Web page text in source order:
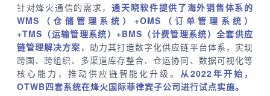
针对烽火通信的需求，通天晓软件提供了海外销售体系的
WMS（仓储管理系统）+OMS（订单管理系统）
+TMS（运输管理系统）+BMS（计费管理系统）全套供应
链管理解决方案 ，助力其打造数字化供应链平台体系，实现
跨国、跨组织、多渠道库存整合、仓运协同、数据可视化等
核心能力，推动供应链智能化升级。 从2022年开始，
OTWB四套系统在烽火国际菲律宾子公司进行试点实施。